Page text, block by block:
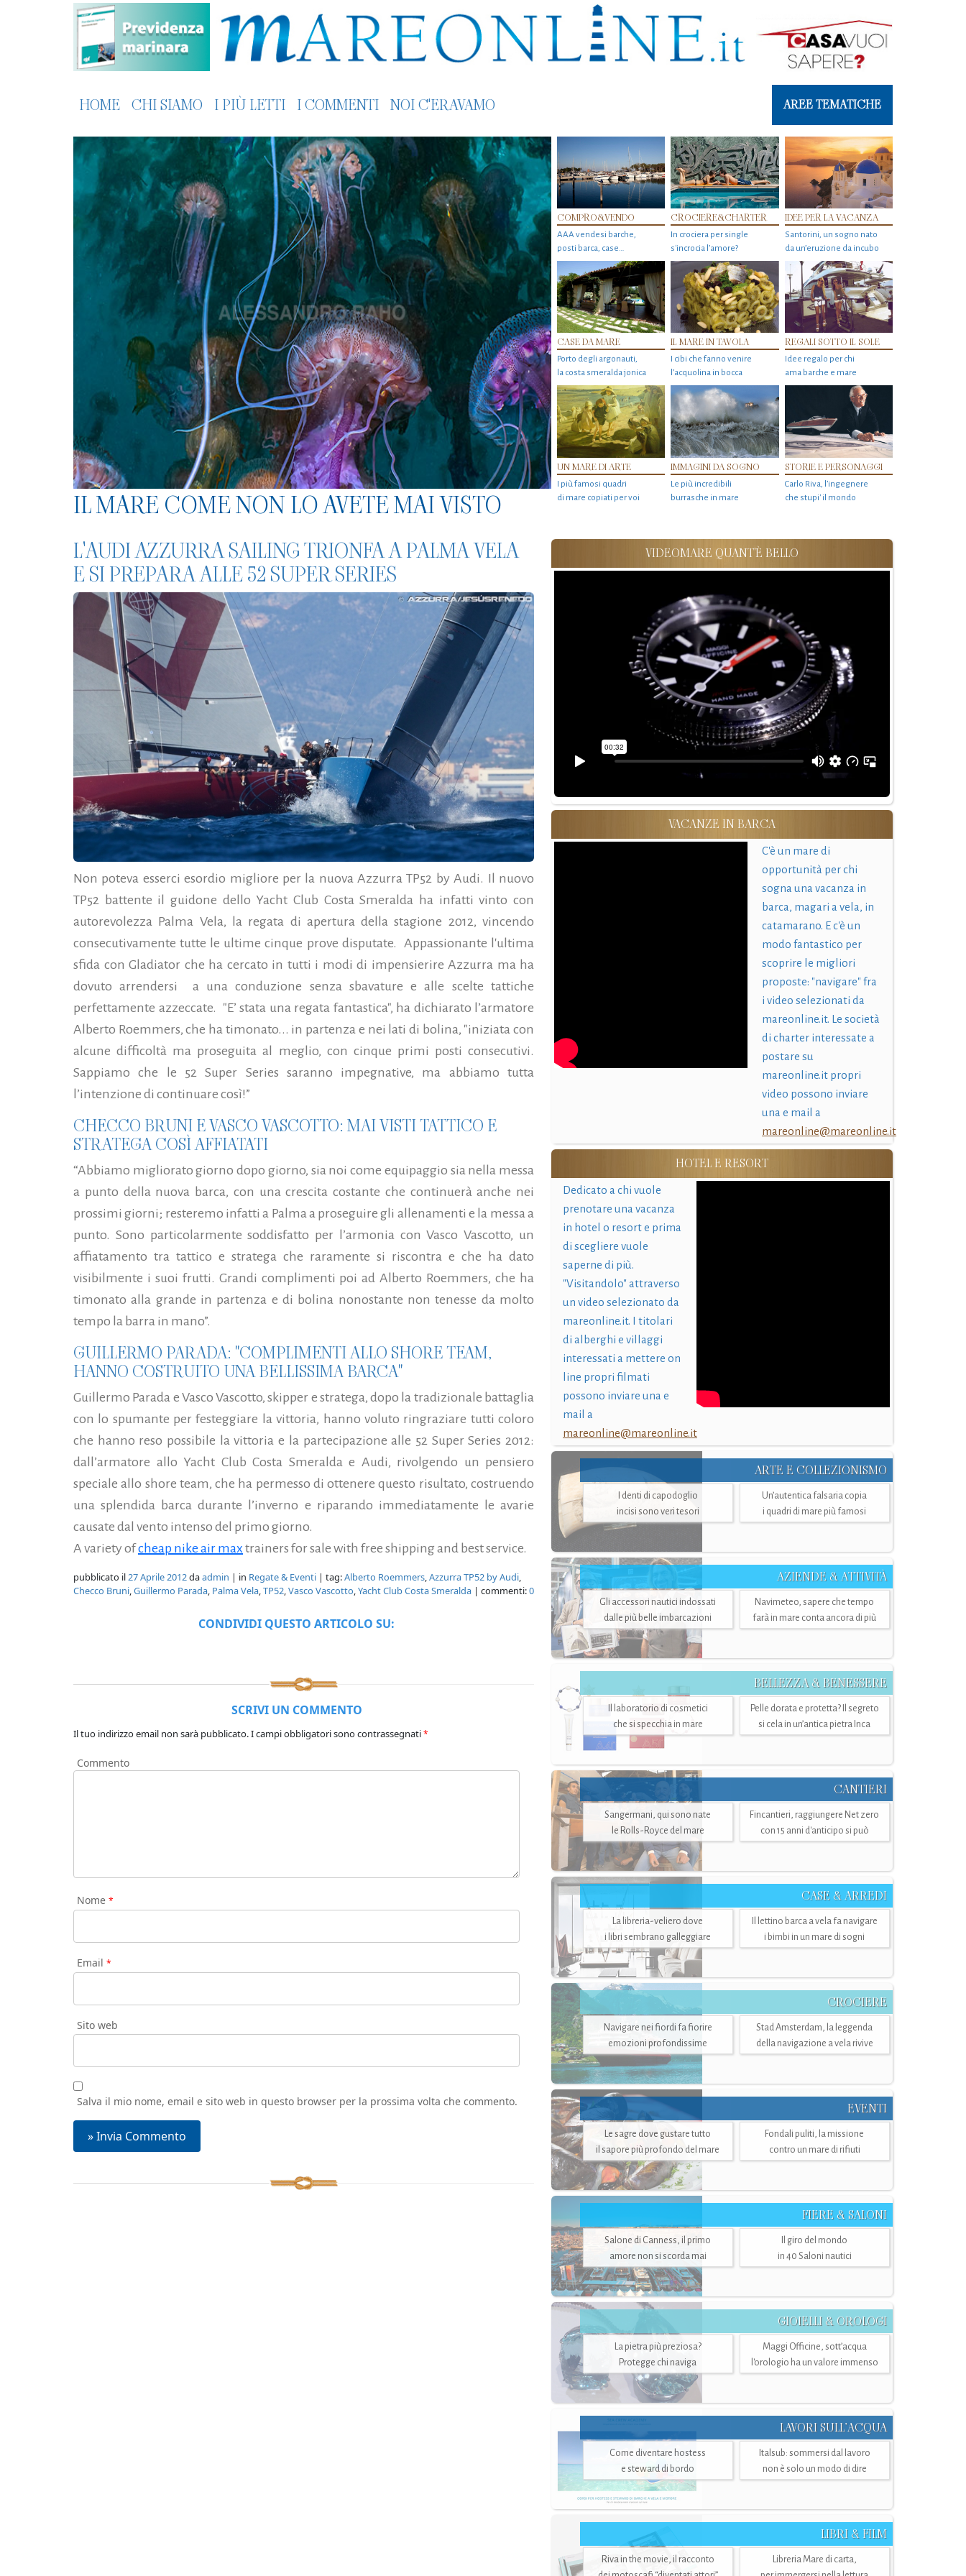
HOME CHI SIAMO I PIÙ LETTI I COMMENTI NOI C'ERAVAMO AREE TEMATICHE
IL MARE COME NON LO AVETE MAI VISTO
COMPRO&VENDO
AAA vendesi barche,
posti barca, case…
CROCIERE&CHARTER
In crociera per single
s'incrocia l’amore?
IDEE PER LA VACANZA
Santorini, un sogno nato
da un’eruzione da incubo
CASE DA MARE
Porto degli argonauti,
la costa smeralda jonica
IL MARE IN TAVOLA
I cibi che fanno venire
l’acquolina in bocca
REGALI SOTTO IL SOLE
Idee regalo per chi
ama barche e mare
UN MARE DI ARTE
I più famosi quadri
di mare copiati per voi
IMMAGINI DA SOGNO
Le più incredibili
burrasche in mare
STORIE E PERSONAGGI
Carlo Riva, l’ingegnere
che stupi' il mondo
L'AUDI AZZURRA SAILING TRIONFA A PALMA VELA
E SI PREPARA ALLE 52 SUPER SERIES
Non poteva esserci esordio migliore per la nuova Azzurra TP52 by Audi. Il nuovo
TP52 battente il guidone dello Yacht Club Costa Smeralda ha infatti vinto con
autorevolezza Palma Vela, la regata di apertura della stagione 2012, vincendo
consecutivamente tutte le ultime cinque prove disputate. Appassionante l'ultima
sfida con Gladiator che ha cercato in tutti i modi di impensierire Azzurra ma ha
dovuto arrendersi a una conduzione senza sbavature e alle scelte tattiche
perfettamente azzeccate. "E’ stata una regata fantastica", ha dichiarato l’armatore
Alberto Roemmers, che ha timonato... in partenza e nei lati di bolina, "iniziata con
alcune difficoltà ma proseguita al meglio, con cinque primi posti consecutivi.
Sappiamo che le 52 Super Series saranno impegnative, ma abbiamo tutta
l’intenzione di continuare così!”
CHECCO BRUNI E VASCO VASCOTTO: MAI VISTI TATTICO E
STRATEGA COSÌ AFFIATATI
“Abbiamo migliorato giorno dopo giorno, sia noi come equipaggio sia nella messa
a punto della nuova barca, con una crescita costante che continuerà anche nei
prossimi giorni; resteremo infatti a Palma a proseguire gli allenamenti e la messa a
punto. Sono particolarmente soddisfatto per l’armonia con Vasco Vascotto, un
affiatamento tra tattico e stratega che raramente si riscontra e che ha dato
visibilmente i suoi frutti. Grandi complimenti poi ad Alberto Roemmers, che ha
timonato alla grande in partenza e di bolina nonostante non tenesse da molto
tempo la barra in mano”.
GUILLERMO PARADA: "COMPLIMENTI ALLO SHORE TEAM,
HANNO COSTRUITO UNA BELLISSIMA BARCA"
Guillermo Parada e Vasco Vascotto, skipper e stratega, dopo la tradizionale battaglia
con lo spumante per festeggiare la vittoria, hanno voluto ringraziare tutti coloro
che hanno reso possibile la vittoria e la partecipazione alle 52 Super Series 2012:
dall’armatore allo Yacht Club Costa Smeralda e Audi, rivolgendo un pensiero
speciale allo shore team, che ha permesso di ottenere questo risultato, costruendo
una splendida barca durante l’inverno e riparando immediatamente le avarie
causate dal vento intenso del primo giorno.
A variety ofcheap nike air max trainers for sale with free shipping and best service.
pubblicato il27 Aprile 2012daadmin | in Regate & Eventi | tag:Alberto Roemmers,Azzurra TP52 by Audi,
Checco Bruni,Guillermo Parada, Palma Vela,TP52,Vasco Vascotto,Yacht Club Costa Smeralda | commenti:0
CONDIVIDI QUESTO ARTICOLO SU:
SCRIVI UN COMMENTO
Il tuo indirizzo email non sarà pubblicato.I campi obbligatori sono contrassegnati*
Commento
Nome *
Email *
Sito web
Salva il mio nome, email e sito web in questo browser per la prossima volta che commento.
VIDEOMARE QUANT'È BELLO
VACANZE IN BARCA
C'è un mare di
opportunità per chi
sogna una vacanza in
barca, magari a vela, in
catamarano. E c'è un
modo fantastico per
scoprire le migliori
proposte: "navigare" fra
i video selezionati da
mareonline.it. Le società
di charter interessate a
postare su
mareonline.it propri
video possono inviare
una e mail a
mareonline@mareonline.it
HOTEL E RESORT
Dedicato a chi vuole
prenotare una vacanza
in hotel o resort e prima
di scegliere vuole
saperne di più.
"Visitandolo" attraverso
un video selezionato da
mareonline.it. I titolari
di alberghi e villaggi
interessati a mettere on
line propri filmati
possono inviare una e
mail a
mareonline@mareonline.it
ARTE E COLLEZIONISMO
I denti di capodoglio
incisi sono veri tesori
Un’autentica falsaria copia
i quadri di mare più famosi
AZIENDE & ATTIVITÀ
Gli accessori nautici indossati
dalle più belle imbarcazioni
Navimeteo, sapere che tempo
farà in mare conta ancora di più
BELLEZZA & BENESSERE
Il laboratorio di cosmetici
che si specchia in mare
Pelle dorata e protetta? Il segreto
si cela in un’antica pietra Inca
CANTIERI
Sangermani, qui sono nate
le Rolls-Royce del mare
Fincantieri, raggiungere Net zero
con 15 anni d'anticipo si può
CASE & ARREDI
La libreria-veliero dove
i libri sembrano galleggiare
Il lettino barca a vela fa navigare
i bimbi in un mare di sogni
CROCIERE
Navigare nei fiordi fa fiorire
emozioni profondissime
Stad Amsterdam, la leggenda
della navigazione a vela rivive
EVENTI
Le sagre dove gustare tutto
il sapore più profondo del mare
Fondali puliti, la missione
contro un mare di rifiuti
FIERE & SALONI
Salone di Canness, il primo
amore non si scorda mai
Il giro del mondo
in 40 Saloni nautici
GIOIELLI & OROLOGI
La pietra più preziosa?
Protegge chi naviga
Maggi Officine, sott’acqua
l'orologio ha un valore immenso
LAVORI SULL’ACQUA
Come diventare hostess
e steward di bordo
Italsub: sommersi dal lavoro
non è solo un modo di dire
LIBRI & FILM
Riva in the movie, il racconto
Libreria Mare di carta,